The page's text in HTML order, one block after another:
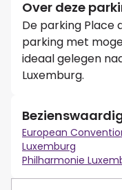
Over deze
De parking Place
parking met
ideaal gelegen
Luxemburg.
European
Luxemburg
Philharmonie